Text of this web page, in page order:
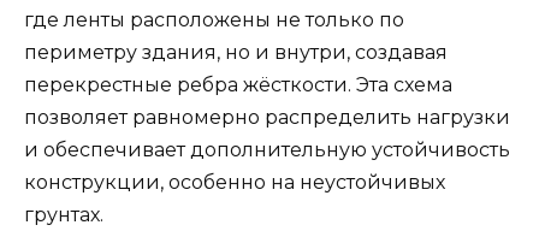
где ленты расположены не только по
периметру здания, но и внутри, создавая
перекрестные ребра жёсткости. Эта схема
позволяет равномерно распределить нагрузки
и обеспечивает дополнительную устойчивость
конструкции, особенно на неустойчивых
грунтах.